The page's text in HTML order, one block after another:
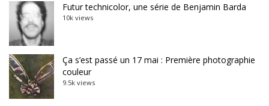
Futur technicolor, une série de Benjamin Barda
10k views
Ça s’est passé un 17 mai : Première photographie
couleur
9.5k views